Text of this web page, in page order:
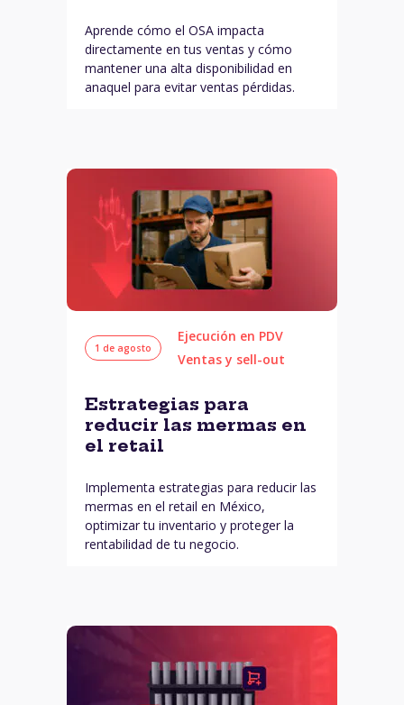
Aprende cómo el OSA impacta
directamente en tus ventas y cómo
mantener una alta disponibilidad en
anaquel para evitar ventas pérdidas.
1 de agosto
Ejecución en PDV
Ventas y sell-out
Estrategias para
reducir las mermas en
el retail
Implementa estrategias para reducir las
mermas en el retail en México,
optimizar tu inventario y proteger la
rentabilidad de tu negocio.